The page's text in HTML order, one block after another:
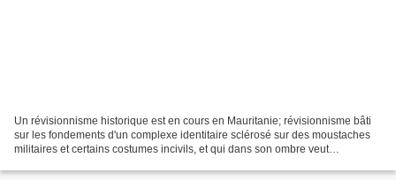
Un révisionnisme historique est en cours en Mauritanie; révisionnisme bâti
sur les fondements d'un complexe identitaire sclérosé sur des moustaches
militaires et certains costumes incivils, et qui dans son ombre veut